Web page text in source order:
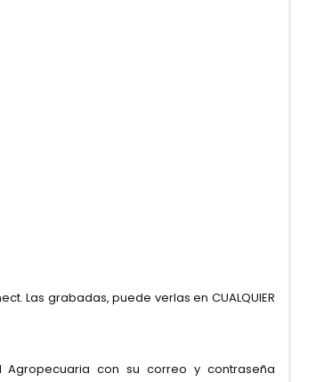
Las grabadas, puede verlas en CUALQUIER
con su correo y contraseña